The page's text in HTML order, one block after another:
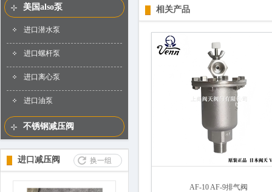
美国also泵
进口潜水泵
进口螺杆泵
进口离心泵
进口油泵
不锈钢减压阀
换一组
进口减压阀
相关产品
AF-10 AF-9排气阀